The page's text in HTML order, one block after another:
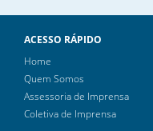
ACESSO RÁPIDO
Home
Quem Somos
Assessoria de Imprensa
Coletiva de Imprensa